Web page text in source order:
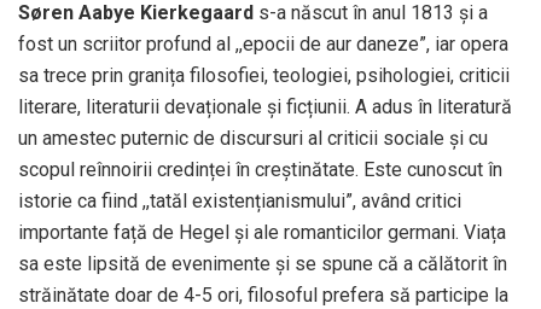
Søren Aabye Kierkegaard s-a născut în anul 1813 și a
fost un scriitor profund al ,,epocii de aur daneze”, iar opera
sa trece prin granița filosofiei, teologiei, psihologiei, criticii
literare, literaturii devaționale și ficțiunii. A adus în literatură
un amestec puternic de discursuri al criticii sociale și cu
scopul reînnoirii credinței în creștinătate. Este cunoscut în
istorie ca fiind ,,tatăl existențianismului”, având critici
importante față de Hegel și ale romanticilor germani. Viața
sa este lipsită de evenimente și se spune că a călătorit în
străinătate doar de 4-5 ori, filosoful prefera să participe la